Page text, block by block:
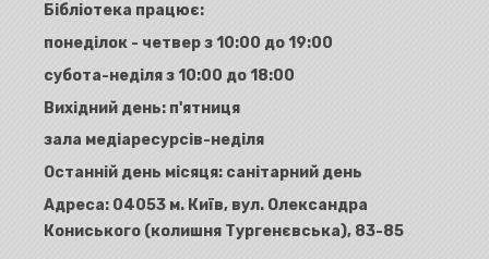
Бібліотека працює:
понеділок - четвер з 10:00 до 19:00
субота-неділя з 10:00 до 18:00
Вихідний день: п'ятниця
зала медіаресурсів-неділя
Останній день місяця: санітарний день
Адреса: 04053 м. Київ, вул. Олександра
Кониського (колишня Тургенєвська), 83-85